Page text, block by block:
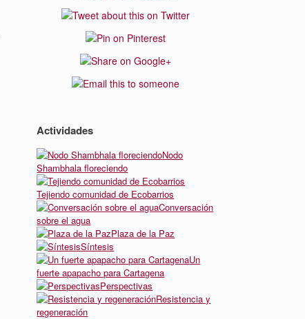
Actividades
Nodo
Shambhala floreciendo
Tejiendo comunidad de Ecobarrios
Conversación
sobre el agua
Plaza de la Paz
Síntesis
Un
fuerte apapacho para Cartagena
Perspectivas
Resistencia y
regeneración